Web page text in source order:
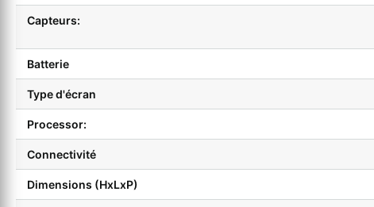
Capteurs:
Batterie
Type d'écran
Processor:
Connectivité
Dimensions (HxLxP)